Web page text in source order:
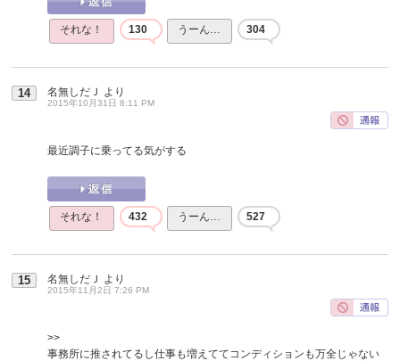
それな！ 130 うーん… 304
14 名無しだＪ より
2015年10月31日 8:11 PM
最近調子に乗ってる気がする
それな！ 432 うーん… 527
15 名無しだＪ より
2015年11月2日 7:26 PM
>>
事務所に推されてるし仕事も増えててコンディションも万全じゃない